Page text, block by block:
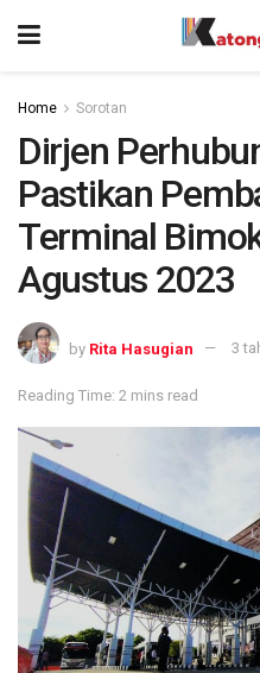
Home Sorotan
Dirjen
Pastikan
Terminal
Agustus 2023
by Rita Hasugian 3
Reading Time: 2 mins read